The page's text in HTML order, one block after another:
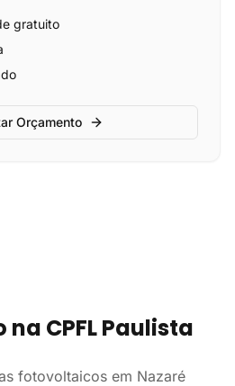
gratuito
Orçamento
CPFL Paulista
fotovoltaicos em Nazaré